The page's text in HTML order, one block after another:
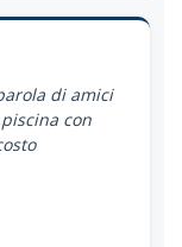
di amici
con